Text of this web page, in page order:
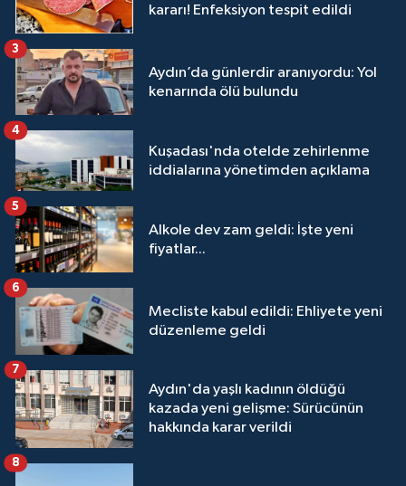
kararı! Enfeksiyon tespit edildi
Aydın’da günlerdir aranıyordu: Yol
kenarında ölü bulundu
3
Kuşadası'nda otelde zehirlenme
iddialarına yönetimden açıklama
4
Alkole dev zam geldi: İşte yeni
fiyatlar...
5
Mecliste kabul edildi: Ehliyete yeni
düzenleme geldi
6
Aydın'da yaşlı kadının öldüğü
kazada yeni gelişme: Sürücünün
hakkında karar verildi
7
8